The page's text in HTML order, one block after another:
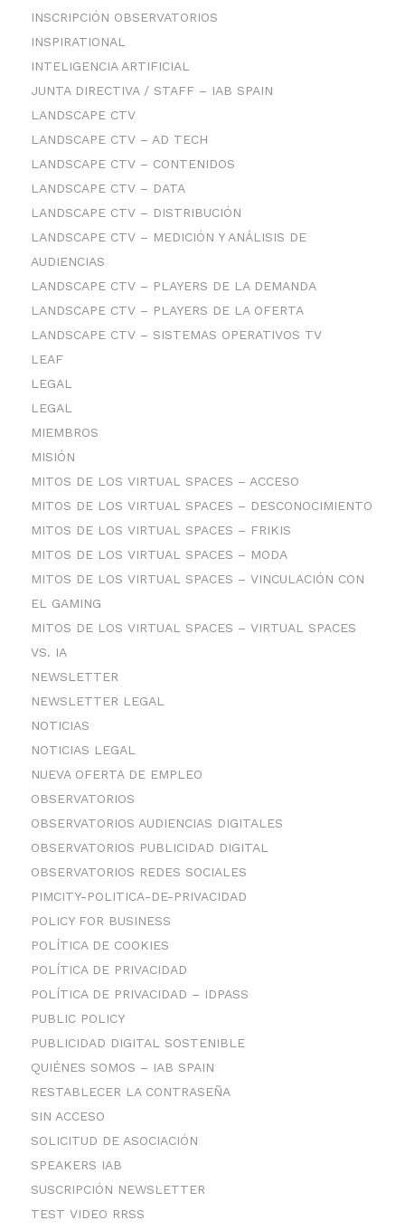
INSCRIPCIÓN OBSERVATORIOS
INSPIRATIONAL
INTELIGENCIA ARTIFICIAL
JUNTA DIRECTIVA / STAFF – IAB SPAIN
LANDSCAPE CTV
LANDSCAPE CTV – AD TECH
LANDSCAPE CTV – CONTENIDOS
LANDSCAPE CTV – DATA
LANDSCAPE CTV – DISTRIBUCIÓN
LANDSCAPE CTV – MEDICIÓN Y ANÁLISIS DE
AUDIENCIAS
LANDSCAPE CTV – PLAYERS DE LA DEMANDA
LANDSCAPE CTV – PLAYERS DE LA OFERTA
LANDSCAPE CTV – SISTEMAS OPERATIVOS TV
LEAF
LEGAL
LEGAL
MIEMBROS
MISIÓN
MITOS DE LOS VIRTUAL SPACES – ACCESO
MITOS DE LOS VIRTUAL SPACES – DESCONOCIMIENTO
MITOS DE LOS VIRTUAL SPACES – FRIKIS
MITOS DE LOS VIRTUAL SPACES – MODA
MITOS DE LOS VIRTUAL SPACES – VINCULACIÓN CON
EL GAMING
MITOS DE LOS VIRTUAL SPACES – VIRTUAL SPACES
VS. IA
NEWSLETTER
NEWSLETTER LEGAL
NOTICIAS
NOTICIAS LEGAL
NUEVA OFERTA DE EMPLEO
OBSERVATORIOS
OBSERVATORIOS AUDIENCIAS DIGITALES
OBSERVATORIOS PUBLICIDAD DIGITAL
OBSERVATORIOS REDES SOCIALES
PIMCITY-POLITICA-DE-PRIVACIDAD
POLICY FOR BUSINESS
POLÍTICA DE COOKIES
POLÍTICA DE PRIVACIDAD
POLÍTICA DE PRIVACIDAD – IDPASS
PUBLIC POLICY
PUBLICIDAD DIGITAL SOSTENIBLE
QUIÉNES SOMOS – IAB SPAIN
RESTABLECER LA CONTRASEÑA
SIN ACCESO
SOLICITUD DE ASOCIACIÓN
SPEAKERS IAB
SUSCRIPCIÓN NEWSLETTER
TEST VIDEO RRSS